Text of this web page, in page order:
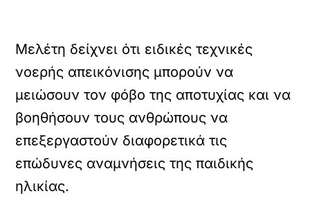
Μελέτη δείχνει ότι ειδικές τεχνικές
νοερής απεικόνισης μπορούν να
μειώσουν τον φόβο της αποτυχίας και να
βοηθήσουν τους ανθρώπους να
επεξεργαστούν διαφορετικά τις
επώδυνες αναμνήσεις της παιδικής
ηλικίας.